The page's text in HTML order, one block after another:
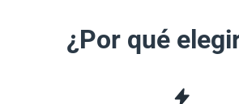
¿Por qué